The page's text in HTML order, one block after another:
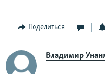
Поделиться
Владимир